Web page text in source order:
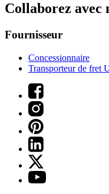
Collaborez avec
Fournisseur
Concessionnaire
Transporteur de fret